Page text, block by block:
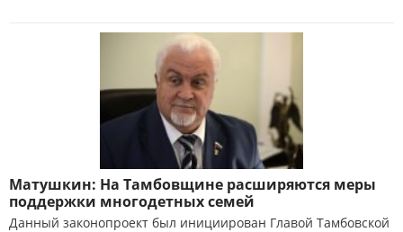
Матушкин: На Тамбовщине расширяются меры
поддержки многодетных семей
Данный законопроект был инициирован Главой Тамбовской